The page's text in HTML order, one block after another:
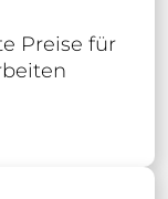
Preise für